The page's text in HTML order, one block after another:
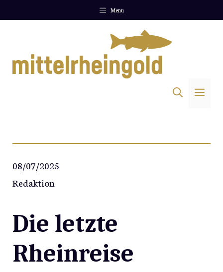
Menu
08/07/2025
Redaktion
Die letzte
Rheinreise